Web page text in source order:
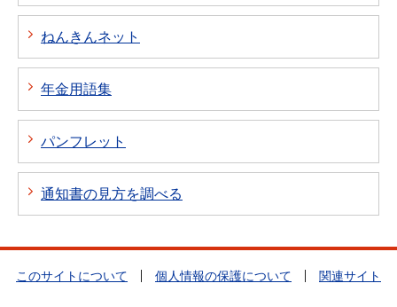
ねんきんネット
年金用語集
パンフレット
通知書の見方を調べる
このサイトについて 個人情報の保護について 関連サイト